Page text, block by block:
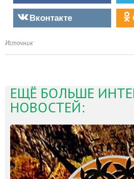
Вконтакте
Источник
ЕЩЁ БОЛЬШЕ
НОВОСТЕЙ: